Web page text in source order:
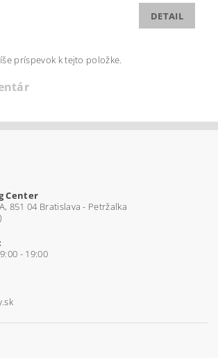
DETAIL
príspevok k tejto položke.
Center
851 04 Bratislava - Petržalka
)
- 19:00